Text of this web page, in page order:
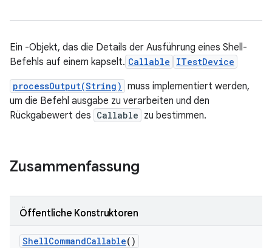
Ein -Objekt, das die Details der Ausführung eines Shell-
Befehls auf einem kapselt. Callable ITestDevice
processOutput(String) muss implementiert werden,
um die Befehl ausgabe zu verarbeiten und den
Rückgabewert des Callable zu bestimmen.
Zusammenfassung
Öffentliche Konstruktoren
ShellCommandCallable()